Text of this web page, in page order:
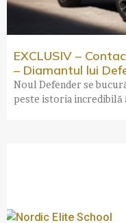
EXCLUSIV –
– Diamantul lui
Noul Defender se
peste istoria incredibilă